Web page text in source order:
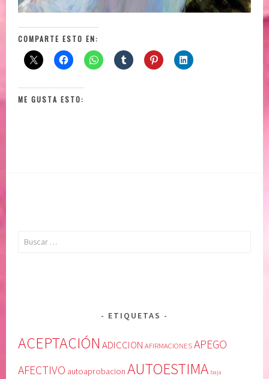
COMPARTE ESTO EN:
ME GUSTA ESTO:
Buscar:
ETIQUETAS
ACEPTACIÓN ADICCION AFIRMACIONES APEGO
AFECTIVO autoaprobacion AUTOESTIMA baja